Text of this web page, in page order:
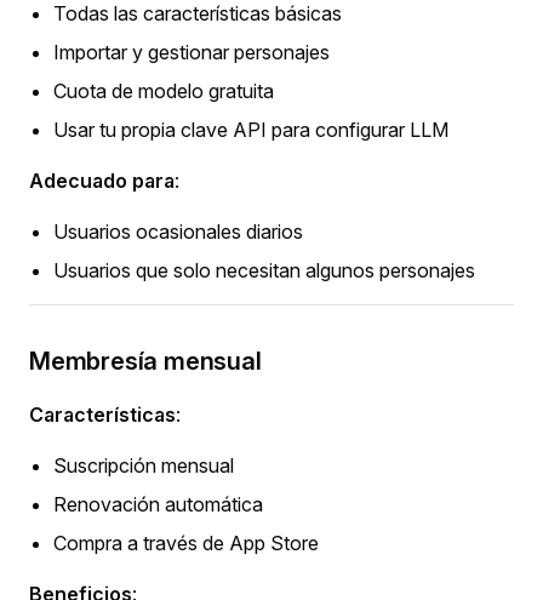
Todas las características básicas
Importar y gestionar personajes
Cuota de modelo gratuita
Usar tu propia clave API para configurar LLM
Adecuado para:
Usuarios ocasionales diarios
Usuarios que solo necesitan algunos personajes
Membresía mensual
Características:
Suscripción mensual
Renovación automática
Compra a través de App Store
Beneficios: